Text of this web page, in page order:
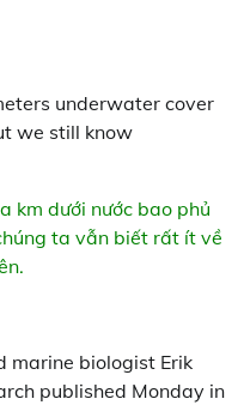
underwater cover
we still know
km dưới nước bao phủ
ta vẫn biết rất ít về
marine biologist Erik
published Monday in